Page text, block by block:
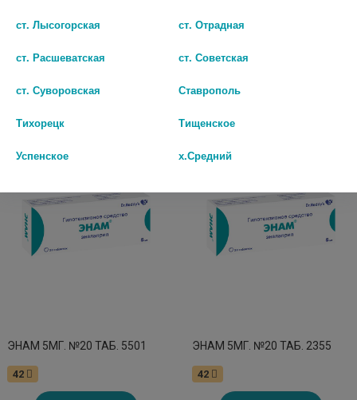
10МГ N20 ТАБЛ
39
В КОРЗИНУ
БИОСИНТЕЗ/ 8149
40
ЭНАМ 5МГ. №20 ТАБ. 5501
42
ЭНАМ 5МГ. №20 ТАБ. 2355
42
ст. Лысогорская ст. Отрадная
ст. Расшеватская ст. Советская
ст. Суворовская Ставрополь
Тихорецк Тищенское
Успенское х.Средний